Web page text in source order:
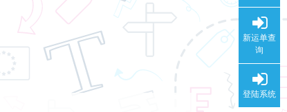
新运单查
询
登陆系统